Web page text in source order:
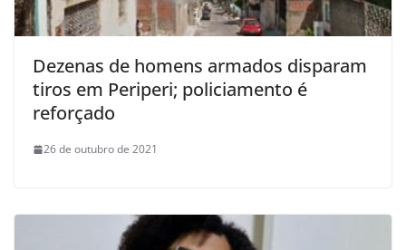
Dezenas de homens armados disparam
tiros em Periperi; policiamento é
reforçado
26 de outubro de 2021